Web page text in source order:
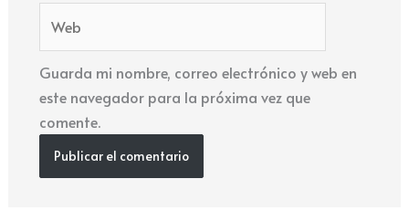
Guarda mi nombre, correo electrónico y web en
este navegador para la próxima vez que
comente.